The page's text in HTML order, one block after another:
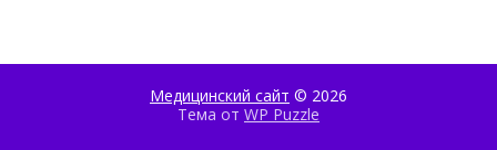
Медицинский сайт © 2026
Тема от WP Puzzle